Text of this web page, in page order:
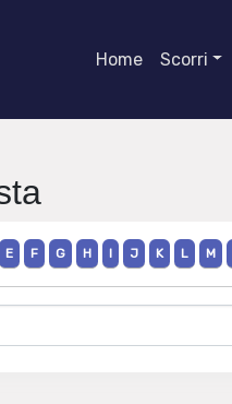
Home Scorri
E F G H I J K L M